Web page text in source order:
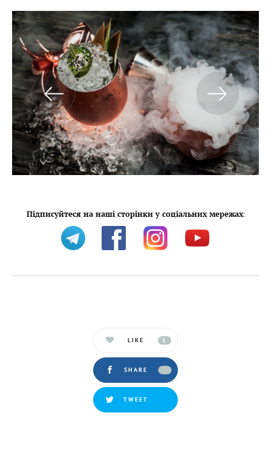
Підписуйтеся на наші сторінки у соціальних мережах:
LIKE 1
SHARE
TWEET